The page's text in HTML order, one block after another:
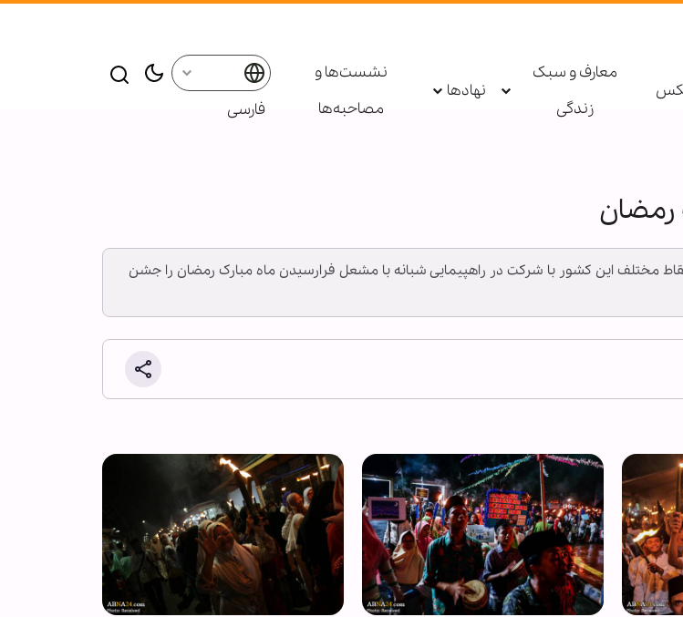
معارف و سبک
زندگی
نهادها
نشست‌ها و
مصاحبه‌ها
فارسی
رمضان
نقاط مختلف این کشور با شرکت در راهپیمایی شبانه با مشعل فرارسیدن ماه مبارک رمضان را جشن